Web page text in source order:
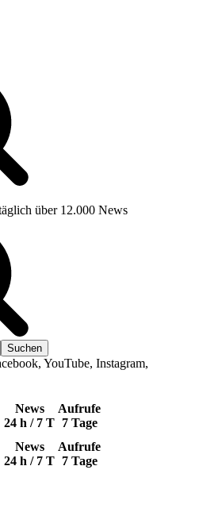
über 12.000 News
YouTube, Instagram,
News
24 h / 7 T
Aufrufe
7 Tage
News
24 h / 7 T
Aufrufe
7 Tage